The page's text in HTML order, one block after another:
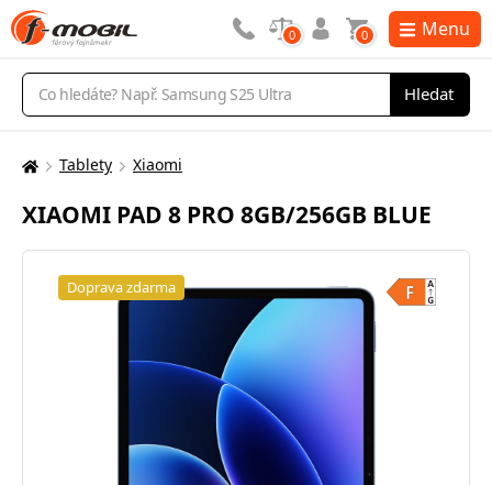
Vyhledávání
Hledat
0 0 Menu
Zde
nacházíte:
Tablety Xiaomi
XIAOMI PAD 8 PRO 8GB/256GB BLUE
Doprava zdarma